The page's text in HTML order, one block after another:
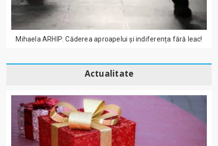
Mihaela ARHIP: Căderea aproapelui și indiferența fără leac!
Actualitate